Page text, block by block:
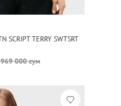
SCRIPT TERRY SWTSRT
000 сум